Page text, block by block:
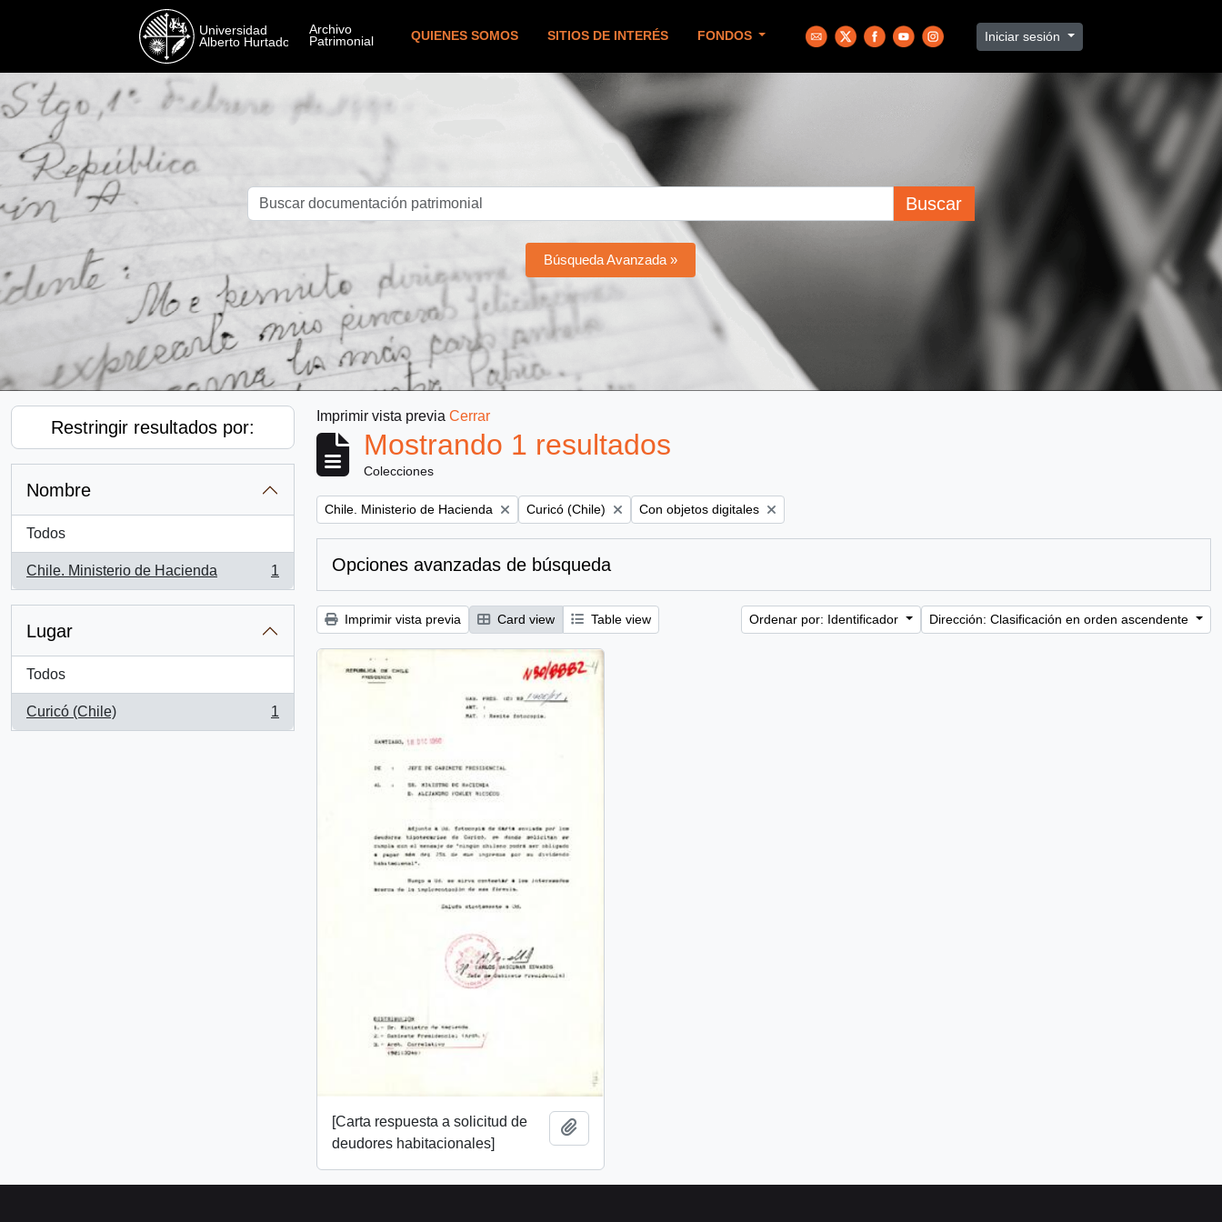
QUIENES SOMOS SITIOS DE INTERÉS FONDOS Iniciar sesión
Buscar
Búsqueda Avanzada »
Restringir resultados por:
Nombre
Todos
Chile. Ministerio de Hacienda
, 1 resultados
1
Lugar
Todos
Curicó (Chile)
, 1 resultados
1
Imprimir vista previa Cerrar
Mostrando 1 resultados
Colecciones
Remove filter:
Chile. Ministerio de Hacienda Remove filter:
Curicó (Chile) Remove filter:
Con objetos digitales
Opciones avanzadas de búsqueda
Imprimir vista previa Card view Table view Ordenar por: Identificador Dirección: Clasificación en orden ascendente
[Carta respuesta a solicitud de
deudores habitacionales]